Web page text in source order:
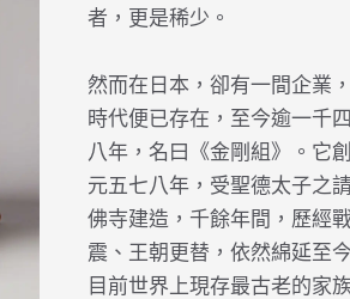
者，更是稀少。
然而在日本，卻有一間企業
時代便已存在，至今逾一千
八年，名曰《金剛組》。它
元五七八年，受聖德太子之
佛寺建造，千餘年間，歷經
震、王朝更替，依然綿延至
目前世界上現存最古老的家